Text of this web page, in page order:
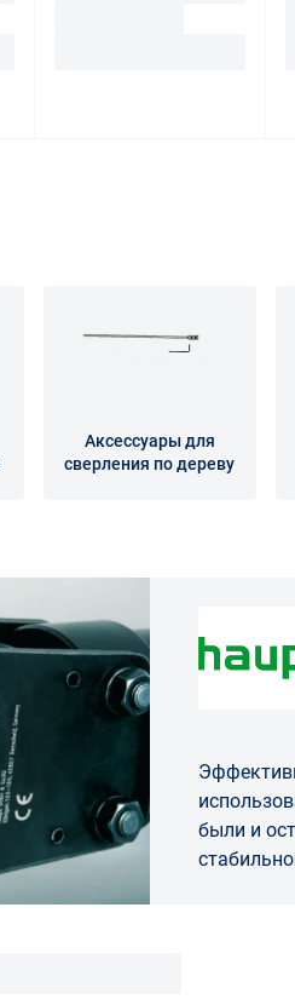
Аксессуары для
сверления по дереву
использование
были и